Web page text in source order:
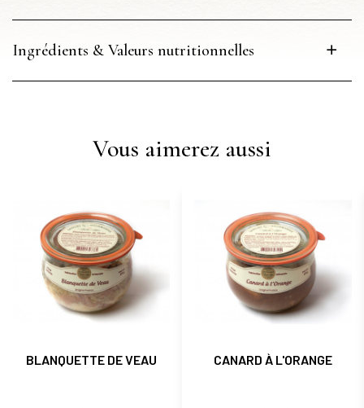
Ingrédients & Valeurs nutritionnelles
Vous aimerez aussi
BLANQUETTE DE VEAU CANARD À L'ORANGE